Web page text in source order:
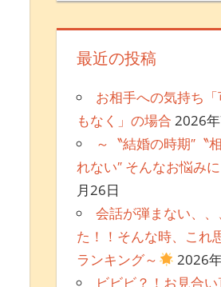
最近の投稿
お相手への気持ち
もなく」の場合 2026
～〝結婚の時期″〝
れない″ そんなお悩み
月26日
会話が弾まない、
た！！そんな時、これ
ランキング～
2026
ビビビ？！お見合